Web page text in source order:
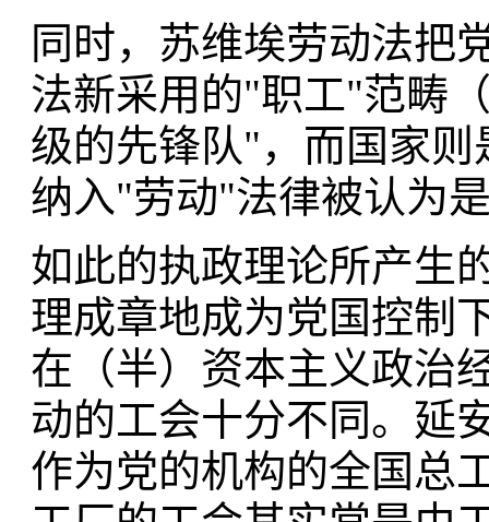
同时，苏维埃劳动法把
法新采用的"职工"范畴
级的先锋队"，而国家
纳入"劳动"法律被认为
如此的执政理论所产生
理成章地成为党国控制
在（半）资本主义政治
动的工会十分不同。延
作为党的机构的全国总